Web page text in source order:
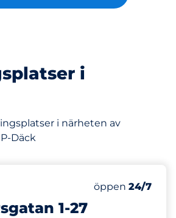
i
i närheten av
Däck
1-27
Antal
Totalt antal
Fredag
öppen 24/7